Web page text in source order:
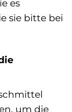
es
sie bitte bei
um die